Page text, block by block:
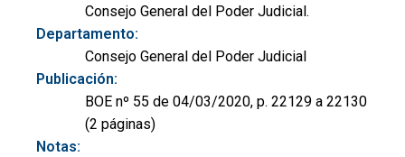
Consejo General del Poder Judicial.
Departamento:
Consejo General del Poder Judicial
Publicación:
BOE nº 55 de 04/03/2020, p. 22129 a 22130
(2 páginas)
Notas: